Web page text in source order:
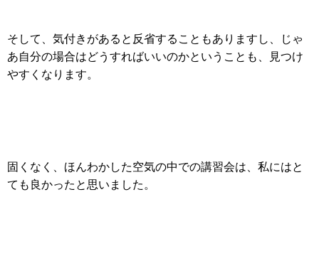
そして、気付きがあると反省することもありますし、じゃ
あ自分の場合はどうすればいいのかということも、見つけ
やすくなります。
固くなく、ほんわかした空気の中での講習会は、私にはと
ても良かったと思いました。